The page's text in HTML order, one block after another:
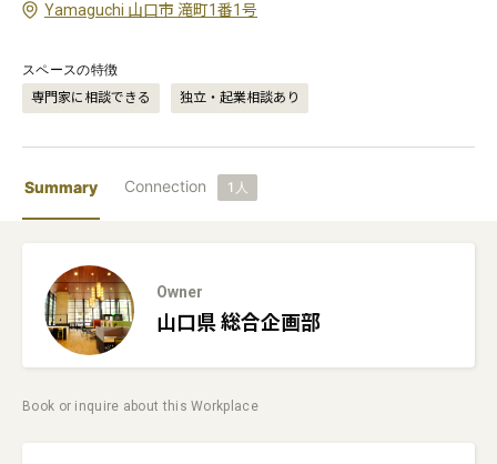
Yamaguchi 山口市 滝町1番1号
スペースの特徴
専門家に相談できる 独立・起業相談あり
Summary Connection 1 人
Owner
山口県総合企画部
Book or inquire about this Workplace